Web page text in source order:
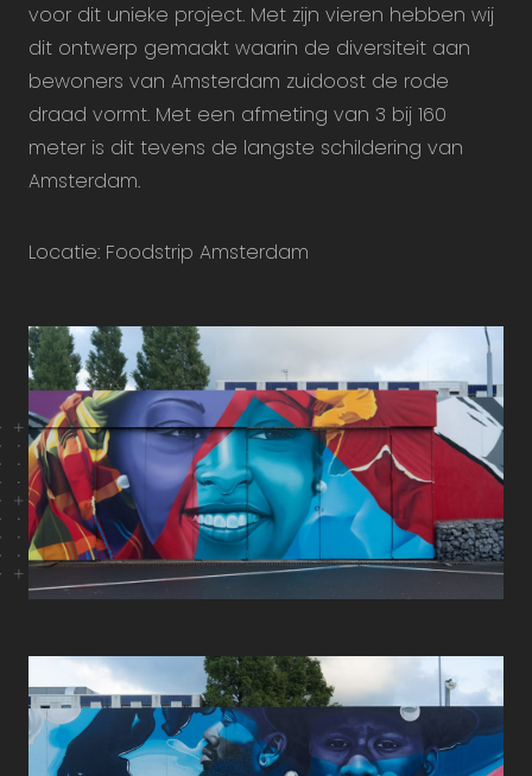
voor dit unieke project. Met zijn vieren hebben wij
dit ontwerp gemaakt waarin de diversiteit aan
bewoners van Amsterdam zuidoost de rode
draad vormt. Met een afmeting van 3 bij 160
meter is dit tevens de langste schildering van
Amsterdam.
Locatie: Foodstrip Amsterdam